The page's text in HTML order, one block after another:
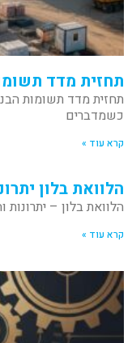
תחזית מדד
תחזית מדד תשומות
כשמדברים
קרא עוד »
הלוואת בלון
הלוואת בלון –
קרא עוד »